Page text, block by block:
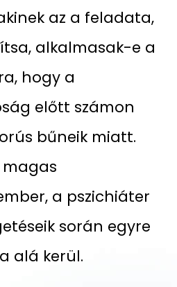
az a feladata,
alkalmasak-e a
hogy a
előtt számon
bűneik miatt.
a pszichiáter
során egyre
alá kerül.